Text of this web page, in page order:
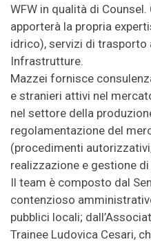
WFW in qualità di
apporterà la propria
idrico), servizi di trasporto
Infrastrutture.
Mazzei fornisce
e stranieri attivi nel
nel settore della
regolamentazione del
(procedimenti
realizzazione e gestione
Il team è composto dal
contenzioso
pubblici locali;
Trainee Ludovica Cesari,